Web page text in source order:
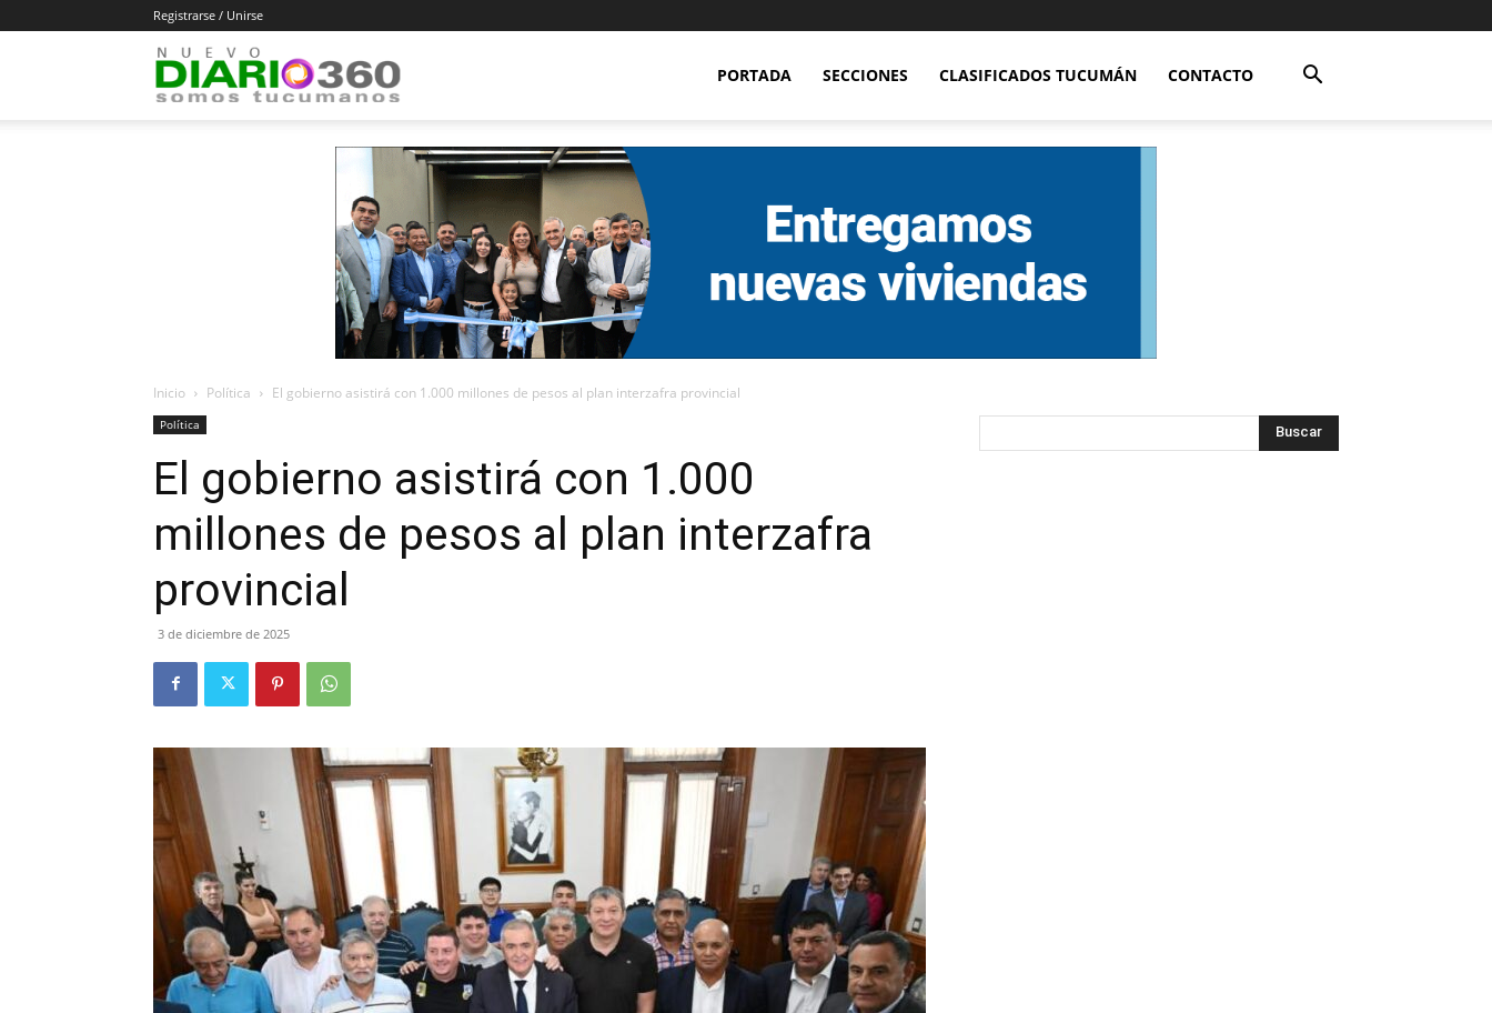
Registrarse / Unirse
Diario
360
PORTADA SECCIONES CLASIFICADOS TUCUMÁN CONTACTO
Inicio Política El gobierno asistirá con 1.000 millones de pesos al plan interzafra provincial
Política
El gobierno asistirá con 1.000
millones de pesos al plan interzafra
provincial
3 de diciembre de 2025